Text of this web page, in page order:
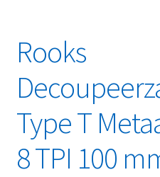
Privacybeleid
Retourbeleid
Videos
Winkelwagen
Rooks
Type T
8 TPI 100